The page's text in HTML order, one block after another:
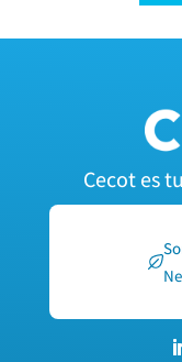
Cecot es